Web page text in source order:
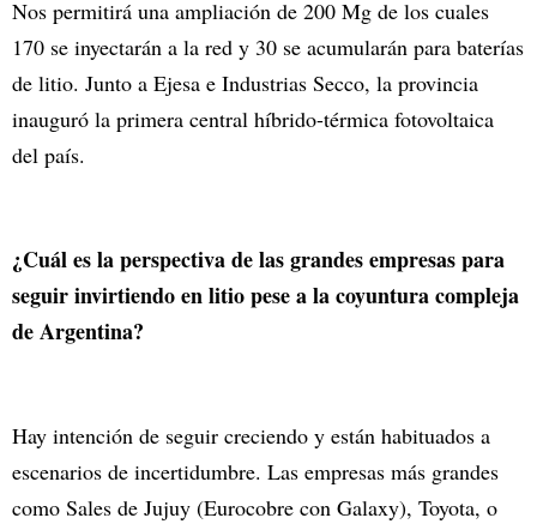
Nos permitirá una ampliación de 200 Mg de los cuales
170 se inyectarán a la red y 30 se acumularán para baterías
de litio. Junto a Ejesa e Industrias Secco, la provincia
inauguró la primera central híbrido-térmica fotovoltaica
del país.
¿Cuál es la perspectiva de las grandes empresas para
seguir invirtiendo en litio pese a la coyuntura compleja
de Argentina?
Hay intención de seguir creciendo y están habituados a
escenarios de incertidumbre. Las empresas más grandes
como Sales de Jujuy (Eurocobre con Galaxy), Toyota, o